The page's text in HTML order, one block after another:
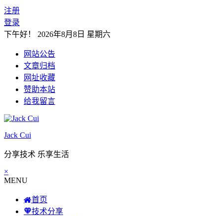
注册
登录
下午好！ 2026年8月8日 星期六
网站公告
文章归档
网址收藏
赞助本站
给我留言
Jack Cui
分享技术 乐享生活
×
MENU
首页
技术分享